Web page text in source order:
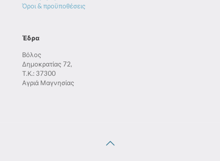
Όροι & προϋποθέσεις
Έδρα
Βόλος
Δημοκρατίας 72,
Τ.Κ.: 37300
Αγριά Μαγνησίας